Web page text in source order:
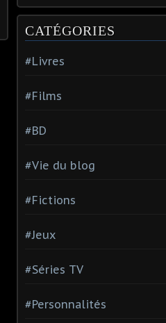
CATÉGORIES
#Livres
#Films
#BD
#Vie du blog
#Fictions
#Jeux
#Séries TV
#Personnalités